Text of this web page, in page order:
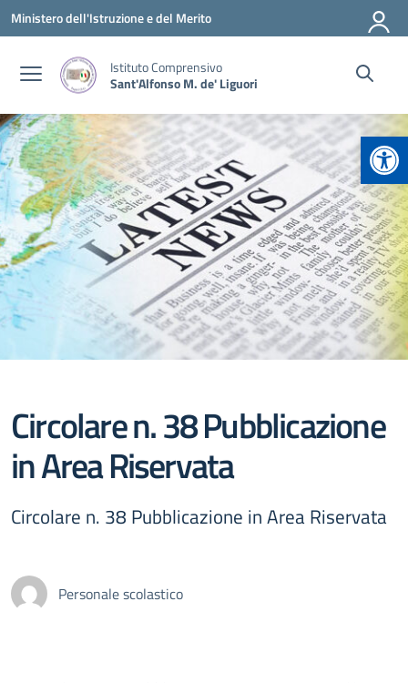
Vai ai contenuti
Vai al menu di navigazione
Vai al footer
Ministero dell'Istruzione e del Merito
Istituto Comprensivo
Sant'Alfonso M. de' Liguori
Circolare n. 38 Pubblicazione
in Area Riservata
Circolare n. 38 Pubblicazione in Area Riservata
Personale scolastico